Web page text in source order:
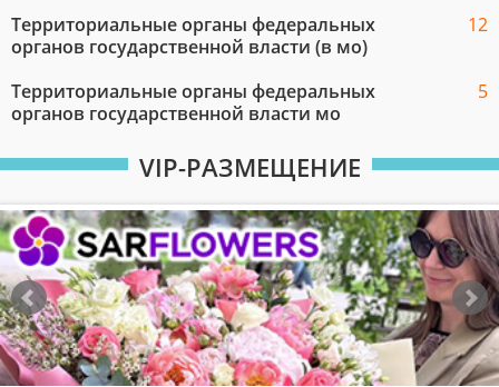
Территориальные органы федеральных
органов государственной власти (в мо)
12
Территориальные органы федеральных
органов государственной власти мо
5
VIP-РАЗМЕЩЕНИЕ